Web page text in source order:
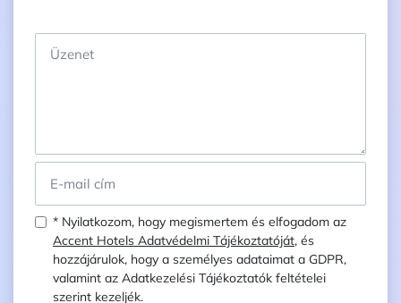
* Nyilatkozom, hogy megismertem és elfogadom az
Accent Hotels Adatvédelmi Tájékoztatóját, és
hozzájárulok, hogy a személyes adataimat a GDPR,
valamint az Adatkezelési Tájékoztatók feltételei
szerint kezeljék.